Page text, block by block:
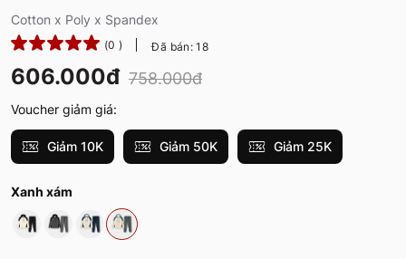
Cotton x Poly x Spandex
(0 ) Đã bán: 18
606.000đ 758.000đ
Voucher giảm giá:
Giảm 10K Giảm 50K Giảm 25K
Xanh xám